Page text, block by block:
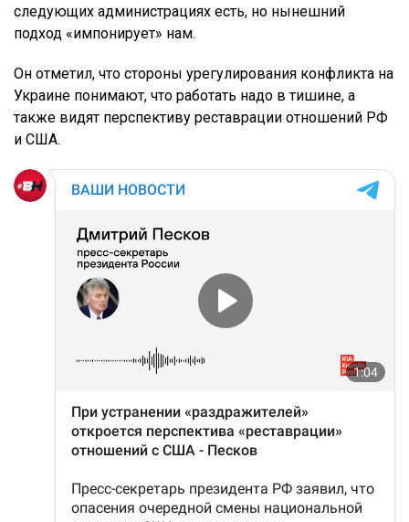
следующих администрациях есть, но нынешний
подход «импонирует» нам.
Он отметил, что стороны урегулирования конфликта на
Украине понимают, что работать надо в тишине, а
также видят перспективу реставрации отношений РФ
и США.